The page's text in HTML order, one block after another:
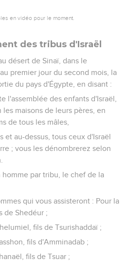
en vidéo pour le moment.
des tribus d'Israël
désert de Sinaï, dans le
premier jour du second mois, la
du pays d'Égypte, en disant :
l'assemblée des enfants d'Israël,
maisons de leurs pères, en
de tous les mâles,
et au-dessus, tous ceux d'Israël
; vous les dénombrerez selon
homme par tribu, le chef de la
qui vous assisteront : Pour la
de Shedéur ;
fils de Tsurishaddaï ;
fils d'Amminadab ;
fils de Tsuar ;